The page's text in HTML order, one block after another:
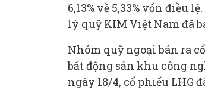
6,13% về 5,33% vốn điều
lý quỹ KIM Việt Nam đã
Nhóm quỹ ngoại bán ra
bất động sản khu công
ngày 18/4, cổ phiếu LHG